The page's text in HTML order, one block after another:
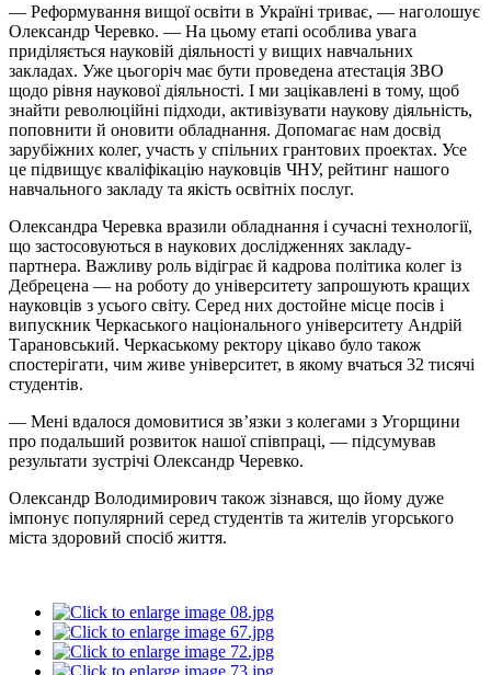
— Реформування вищої освіти в Україні триває, — наголошує
Олександр Черевко. — На цьому етапі особлива увага
приділяється науковій діяльності у вищих навчальних
закладах. Уже цьогоріч має бути проведена атестація ЗВО
щодо рівня наукової діяльності. І ми зацікавлені в тому, щоб
знайти революційні підходи, активізувати наукову діяльність,
поповнити й оновити обладнання. Допомагає нам досвід
зарубіжних колег, участь у спільних грантових проектах. Усе
це підвищує кваліфікацію науковців ЧНУ, рейтинг нашого
навчального закладу та якість освітніх послуг.
Олександра Черевка вразили обладнання і сучасні технології,
що застосовуються в наукових дослідженнях закладу-
партнера. Важливу роль відіграє й кадрова політика колег із
Дебрецена — на роботу до університету запрошують кращих
науковців з усього світу. Серед них достойне місце посів і
випускник Черкаського національного університету Андрій
Тарановський. Черкаському ректору цікаво було також
спостерігати, чим живе університет, в якому вчаться 32 тисячі
студентів.
— Мені вдалося домовитися зв’язки з колегами з Угорщини
про подальший розвиток нашої співпраці, — підсумував
результати зустрічі Олександр Черевко.
Олександр Володимирович також зізнався, що йому дуже
імпонує популярний серед студентів та жителів угорського
міста здоровий спосіб життя.